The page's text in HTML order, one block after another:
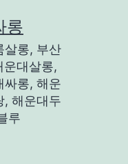
롱
살롱, 부산
운대살롱,
싸롱, 해운
, 해운대두
루